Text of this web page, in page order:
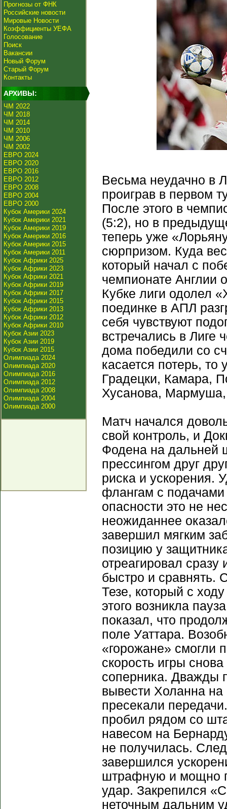
Прогнозы от ФНК
Российские новости
Мировые Новости
Коэффициенты УЕФА
Голосование
Поиск
Вакансии
Новый Форум
Старый Форум
Контакты
АРХИВЫ:
ЧМ 2022
ЧМ 2018
ЧМ 2014
ЧМ 2010
ЧМ 2006
ЧМ 2002
ЕВРО 2024
ЕВРО 2020
ЕВРО 2016
ЕВРО 2012
ЕВРО 2008
ЕВРО 2004
ЕВРО 2000
Кубок Америки 2024
Кубок Америки 2021
Кубок Америки 2019
Кубок Америки 2016
Кубок Америки 2015
Кубок Америки 2011
Кубок Африки 2025
Кубок Африки 2023
Кубок Африки 2021
Кубок Африки 2019
Кубок Африки 2017
Кубок Африки 2015
Кубок Африки 2013
Кубок Африки 2012
Кубок Африки 2010
Кубок Азии 2023
Кубок Азии 2019
Кубок Азии 2015
Олимпиада 2024
Олимпиада 2020
Олимпиада 2016
Олимпиада 2012
Олимпиада 2008
Олимпиада 2004
Олимпиада 2000
Весьма неудачно в
проиграв в первом
После этого в
(5:2), но в
теперь уже
сюрпризом. Куда
который начал с
чемпионате Англии
Кубке лиги одолел
поединке в АПЛ
себя чувствуют
встречались в Лиге
дома победили со
касается потерь,
Градецки, Камара,
Хусанова,
Матч начался
свой контроль, и
Фодена на дальней
прессингом друг
риска и ускорения.
флангам с подачами
опасности это не
неожиданнее
завершил мягким
позицию у
отреагировал сразу
быстро и сравнять.
Тезе, который с
этого возникла
показал, что
поле Уаттара.
«горожане» смогли
скорость игры
соперника. Дважды
вывести Холанна на
пресекали
пробил рядом со
навесом на
не получилась.
завершился
штрафную и мощно
удар. Закрепился
неточным дальним